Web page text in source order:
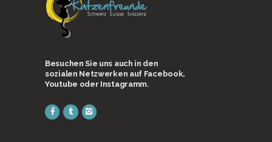
Besuchen Sie uns auch in den
sozialen Netzwerken auf Facebook,
Youtube oder Instagramm.